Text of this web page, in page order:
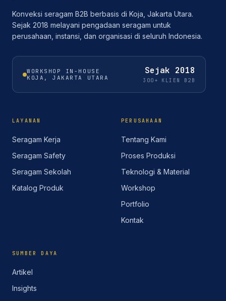
Konveksi seragam B2B berbasis di Koja, Jakarta Utara.
Sejak 2018 melayani pengadaan seragam untuk
perusahaan, instansi, dan organisasi di seluruh Indonesia.
WORKSHOP IN-HOUSE
KOJA, JAKARTA UTARA
Sejak 2018
300+ KLIEN B2B
LAYANAN
Seragam Kerja
Seragam Safety
Seragam Sekolah
Katalog Produk
PERUSAHAAN
Tentang Kami
Proses Produksi
Teknologi & Material
Workshop
Portfolio
Kontak
SUMBER DAYA
Artikel
Insights